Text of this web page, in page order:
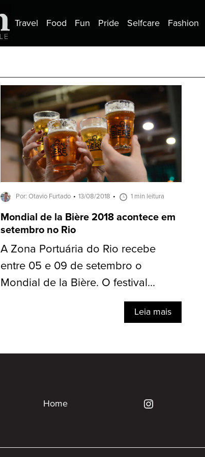
Travel Food Fun Pride Selfcare Fashion
Por: Otavio Furtado 13/08/2018 1 min leitura
Mondial de la Bière 2018 acontece em
setembro no Rio
A Zona Portuária do Rio recebe
entre 05 e 09 de setembro o
Mondial de la Bière. O festival...
Leia mais
Home